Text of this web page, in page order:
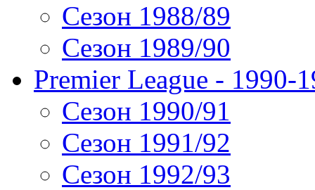
Сезон 1988/89
Сезон 1989/90
Premier League - 1990-
Сезон 1990/91
Сезон 1991/92
Сезон 1992/93